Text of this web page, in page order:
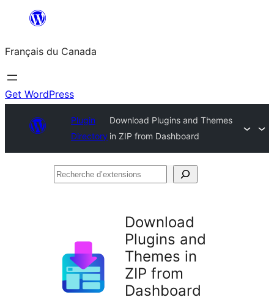
contenu
Français du Canada
Get WordPress
Plugin
Directory
Download Plugins and Themes
in ZIP from Dashboard
Recherche
Download
Plugins and
Themes in
ZIP from
Dashboard